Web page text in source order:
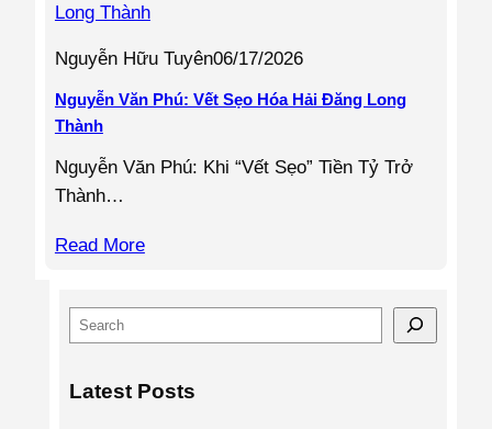
Nguyễn Hữu Tuyên06/17/2026
Nguyễn Văn Phú: Vết Sẹo Hóa Hải Đăng Long
Thành
Nguyễn Văn Phú: Khi “Vết Sẹo” Tiền Tỷ Trở
Thành…
Read More
S
e
r
Latest Posts